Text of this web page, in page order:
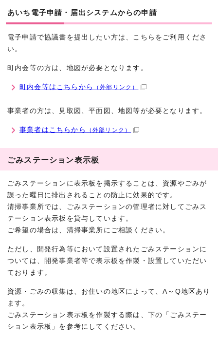
あいち電子申請・届出システムからの申請
電子申請で協議書を提出したい方は、こちらをご利用くださ
い。
町内会等の方は、地図が必要となります。
町内会等はこちらから （外部リンク）
事業者の方は、見取図、平面図、地図等が必要となります。
事業者はこちらから （外部リンク）
ごみステーション表示板
ごみステーションに表示板を掲示することは、資源やごみが
誤った曜日に排出されることの防止に効果的です。
清掃事業所では、ごみステーションの管理者に対してごみス
テーション表示板を貸与しています。
ご希望の場合は、清掃事業所にご相談ください。
ただし、開発行為等において設置されたごみステーションに
ついては、開発事業者等で表示板を作製・設置していただい
ております。
資源・ごみの収集は、お住いの地区によって、A～Q地区あり
ます。
ごみステーション表示板を作製する際は、下の「ごみステー
ション表示板」を参考にしてください。